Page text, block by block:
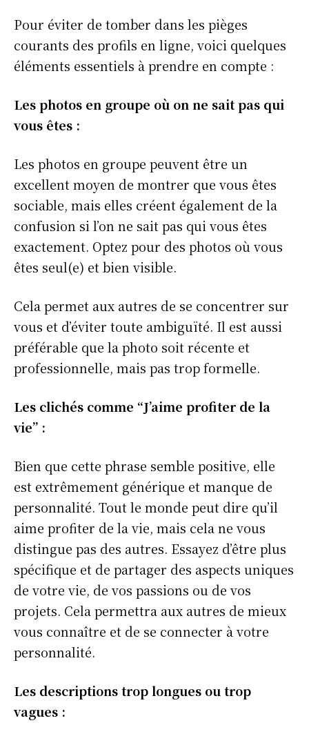
Info Du Net
S’abonner pour plus de contenus
Plan du site
Afrique
Europe
Asie
Pour éviter de tomber dans les pièges
courants des profils en ligne, voici quelques
éléments essentiels à prendre en compte :
Les photos en groupe où on ne sait pas qui
vous êtes :
Les photos en groupe peuvent être un
excellent moyen de montrer que vous êtes
sociable, mais elles créent également de la
confusion si l’on ne sait pas qui vous êtes
exactement. Optez pour des photos où vous
êtes seul(e) et bien visible.
Cela permet aux autres de se concentrer sur
vous et d’éviter toute ambiguïté. Il est aussi
préférable que la photo soit récente et
professionnelle, mais pas trop formelle.
Les clichés comme “J’aime profiter de la
vie” :
Bien que cette phrase semble positive, elle
est extrêmement générique et manque de
personnalité. Tout le monde peut dire qu’il
aime profiter de la vie, mais cela ne vous
distingue pas des autres. Essayez d’être plus
spécifique et de partager des aspects uniques
de votre vie, de vos passions ou de vos
projets. Cela permettra aux autres de mieux
vous connaître et de se connecter à votre
personnalité.
Les descriptions trop longues ou trop
vagues :